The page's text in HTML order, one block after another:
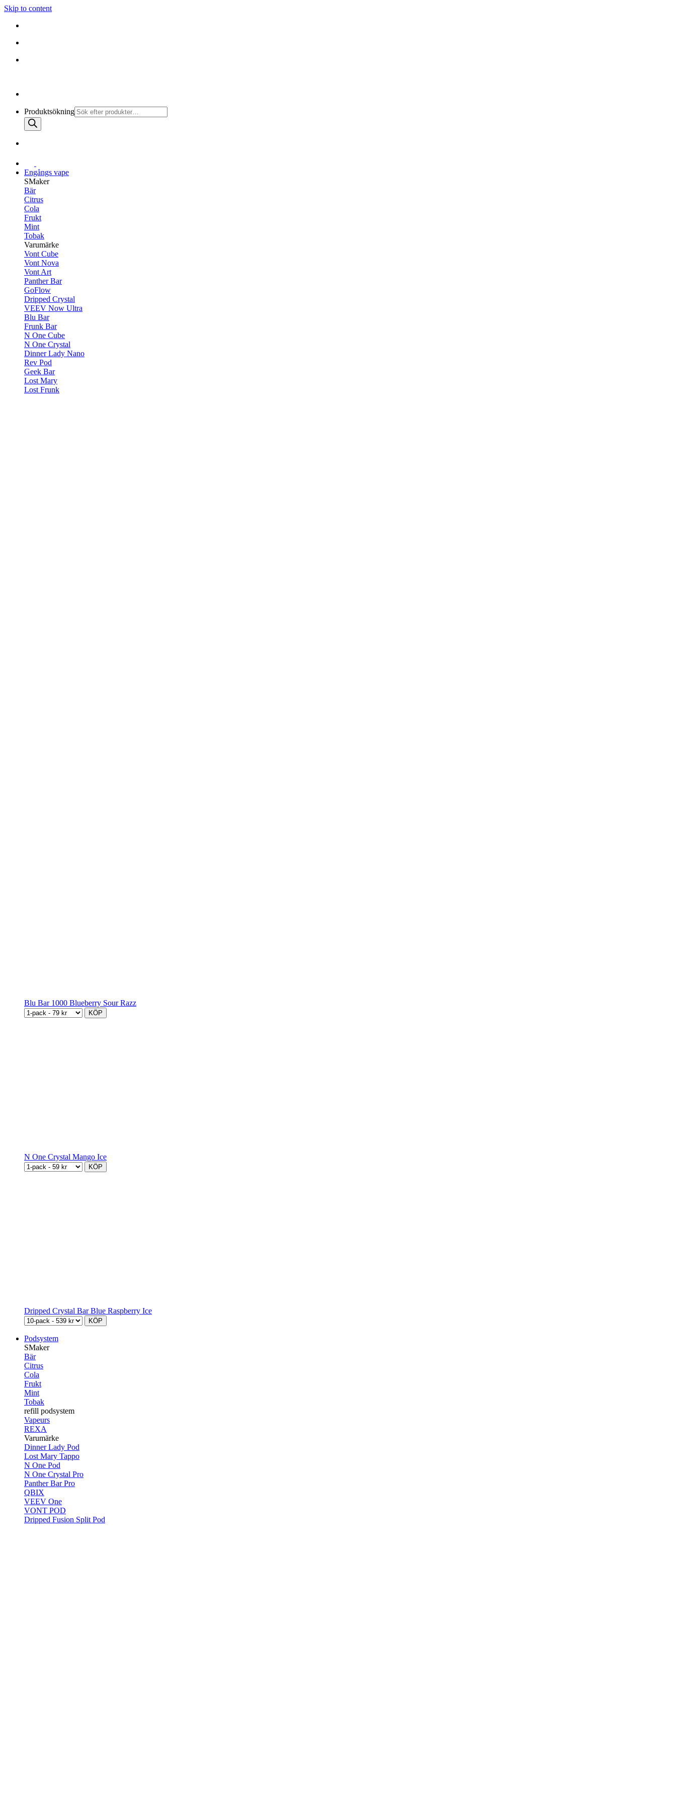
Skip to content
Produktsökning
Engångs vape
SMaker
Bär
Citrus
Cola
Frukt
Mint
Tobak
Varumärke
Vont Cube
Vont Nova
Vont Art
Panther Bar
GoFlow
Dripped Crystal
VEEV Now Ultra
Blu Bar
Frunk Bar
N One Cube
N One Crystal
Dinner Lady Nano
Rev Pod
Geek Bar
Lost Mary
Lost Frunk
Blu Bar 1000 Blueberry Sour Razz
KÖP
N One Crystal Mango Ice
KÖP
Dripped Crystal Bar Blue Raspberry Ice
KÖP
Podsystem
SMaker
Bär
Citrus
Cola
Frukt
Mint
Tobak
refill podsystem
Vapeurs
REXA
Varumärke
Dinner Lady Pod
Lost Mary Tappo
N One Pod
N One Crystal Pro
Panther Bar Pro
QBIX
VEEV One
VONT POD
Dripped Fusion Split Pod